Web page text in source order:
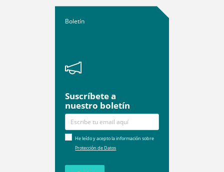
Boletín
Suscríbete a
nuestro boletín
He leído y acepto la información sobre
Protección de Datos